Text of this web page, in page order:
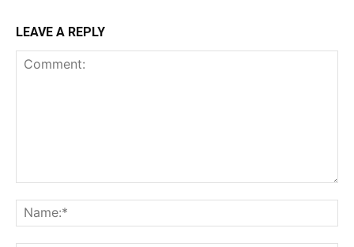
LEAVE A REPLY